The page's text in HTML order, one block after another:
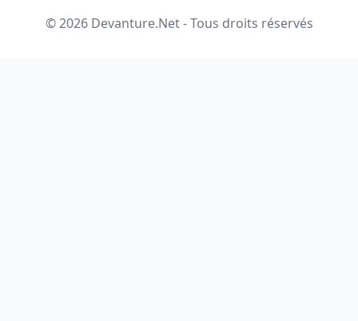
© 2026 Devanture.Net - Tous droits réservés